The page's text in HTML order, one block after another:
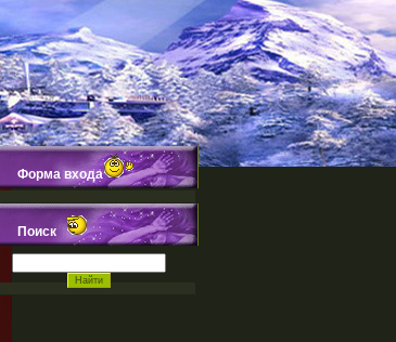
Форма входа
Поиск